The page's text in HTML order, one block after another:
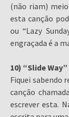
(não riam)
esta canção
ou “Lazy
engraçada é a
10) “Slide Way”
Fiquei sabendo
canção
escrever esta.